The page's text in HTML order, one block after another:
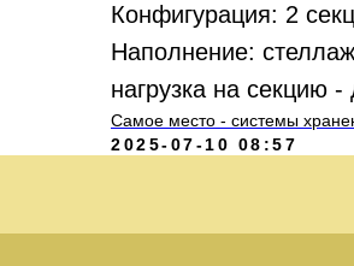
Конфигурация: 2
Наполнение:
нагрузка на секцию -
Самое место - системы
2025-07-10 08:57